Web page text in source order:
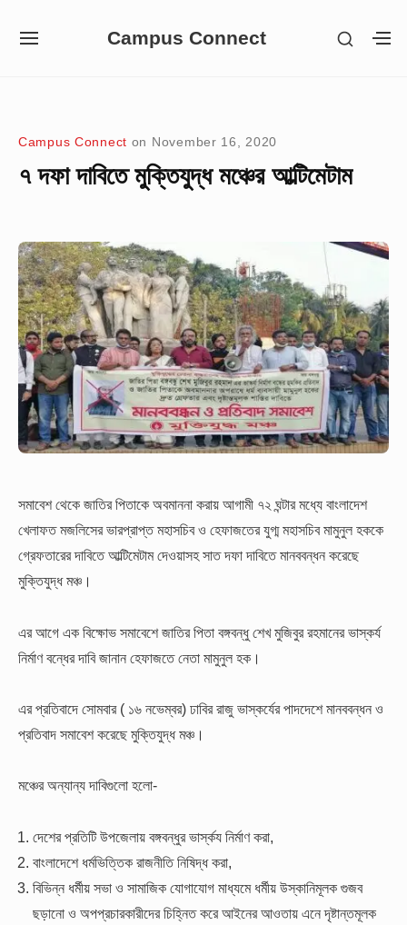
Campus Connect
SITE
SHOW
Campus Connect on November 16, 2020
৭ দফা দাবিতে মুক্তিযুদ্ধ মঞ্চের আল্টিমেটাম
সমাবেশ থেকে জাতির পিতাকে অবমাননা করায় আগামী ৭২ ঘন্টার মধ্যে বাংলাদেশ
খেলাফত মজলিসের ভারপ্রাপ্ত মহাসচিব ও হেফাজতের যুগ্ম মহাসচিব মামুনুল হককে
গ্রেফতারের দাবিতে আল্টিমেটাম দেওয়াসহ সাত দফা দাবিতে মানববন্ধন করেছে
মুক্তিযুদ্ধ মঞ্চ।
এর আগে এক বিক্ষোভ সমাবেশে জাতির পিতা বঙ্গবন্ধু শেখ মুজিবুর রহমানের ভাস্কর্য
নির্মাণ বন্ধের দাবি জানান হেফাজতে নেতা মামুনুল হক।
এর প্রতিবাদে সোমবার ( ১৬ নভেম্বর) ঢাবির রাজু ভাস্কর্যের পাদদেশে মানববন্ধন ও
প্রতিবাদ সমাবেশ করেছে মুক্তিযুদ্ধ মঞ্চ।
মঞ্চের অন্যান্য দাবিগুলো হলো-
দেশের প্রতিটি উপজেলায় বঙ্গবন্ধুর ভার্স্কয নির্মাণ করা,
বাংলাদেশে ধর্মভিত্তিক রাজনীতি নিষিদ্ধ করা,
বিভিন্ন ধর্মীয় সভা ও সামাজিক যোগাযোগ মাধ্যমে ধর্মীয় উস্কানিমূলক গুজব
ছড়ানো ও অপপ্রচারকারীদের চিহ্নিত করে আইনের আওতায় এনে দৃষ্টান্তমূলক